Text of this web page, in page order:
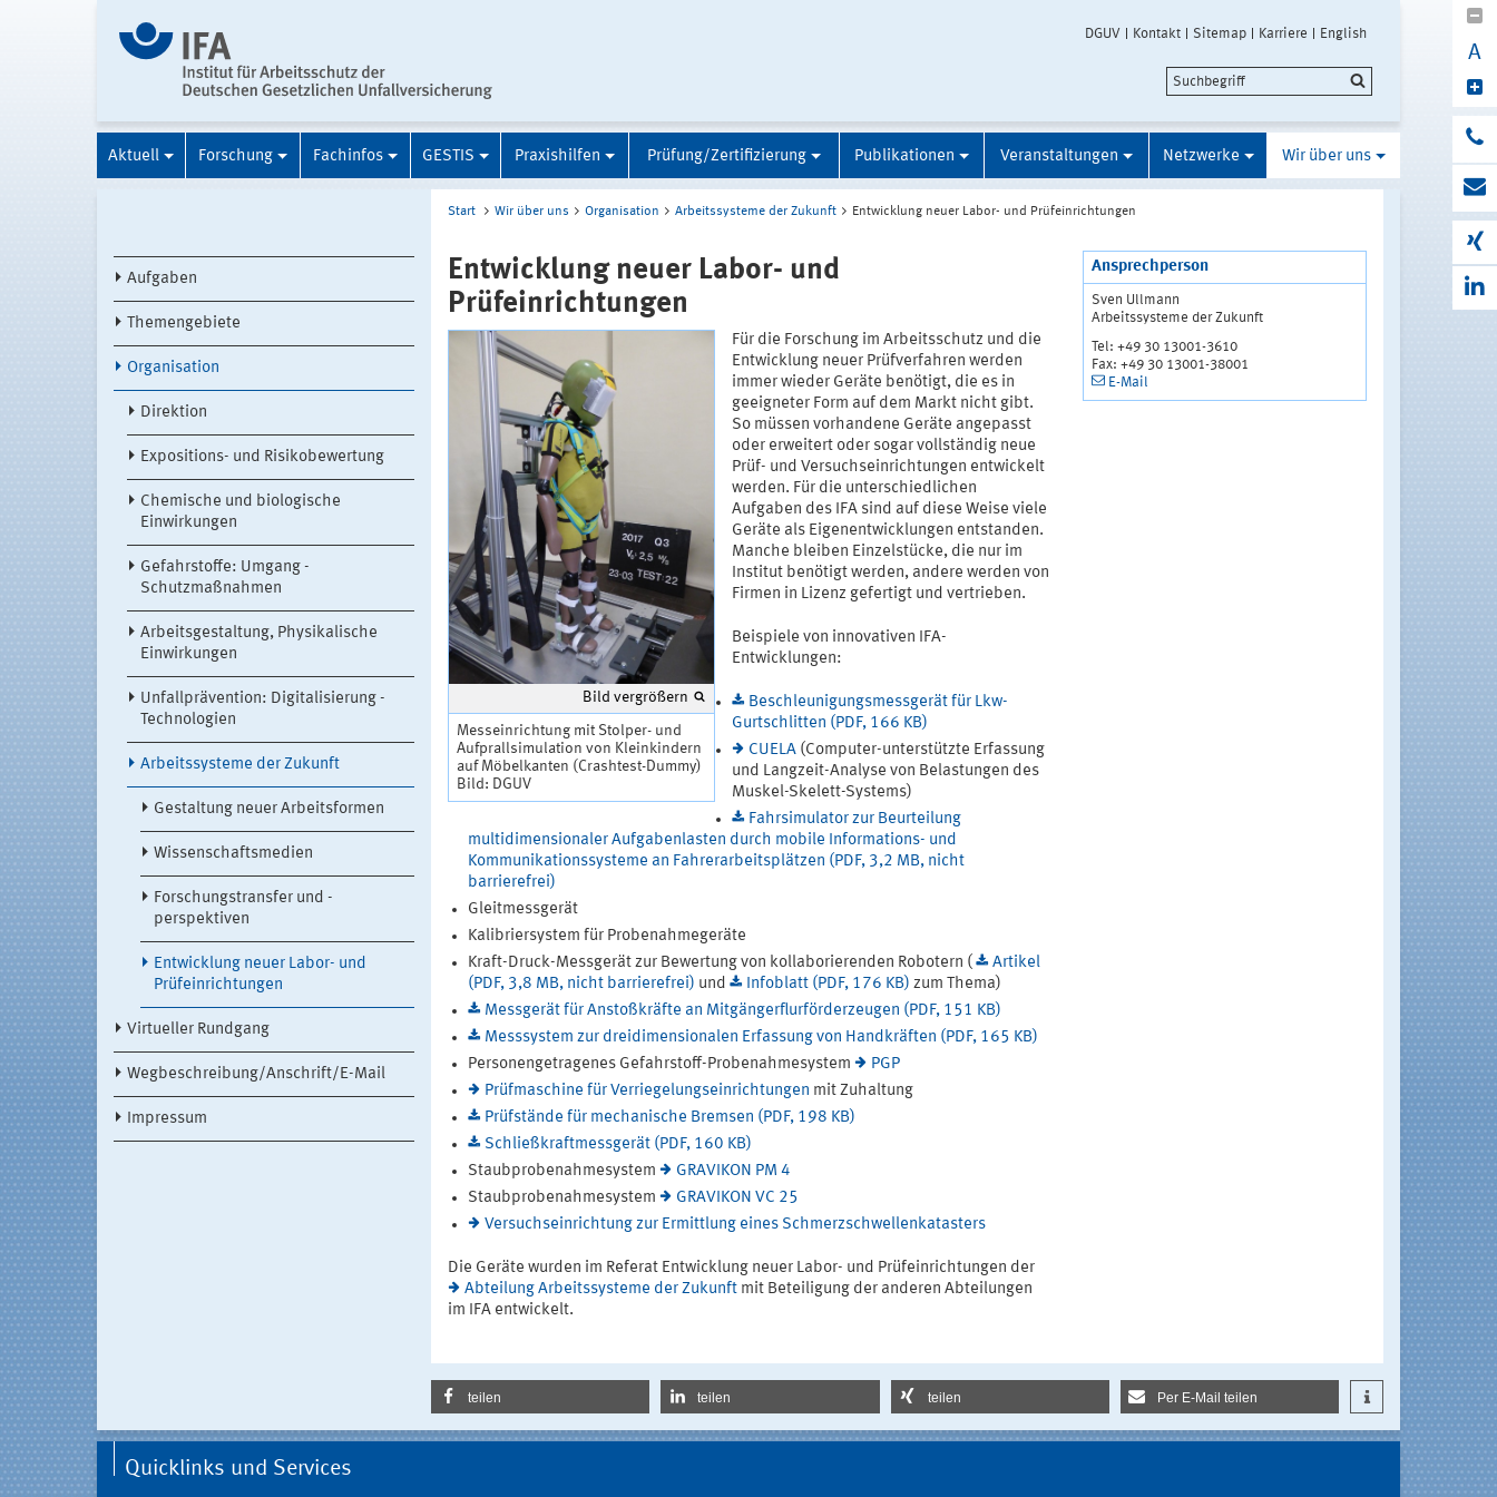
DGUV Kontakt Sitemap Karriere English
A
Aktuell Forschung Fachinfos GESTIS Praxishilfen Prüfung/Zertifizierung Publikationen Veranstaltungen Netzwerke Wir über uns
Aufgaben
Themengebiete
Organisation
Direktion
Expositions- und Risikobewertung
Chemische und biologische
Einwirkungen
Gefahrstoffe: Umgang -
Schutzmaßnahmen
Arbeitsgestaltung, Physikalische
Einwirkungen
Unfallprävention: Digitalisierung -
Technologien
Arbeitssysteme der Zukunft
Gestaltung neuer Arbeitsformen
Wissenschaftsmedien
Forschungstransfer und -
perspektiven
Entwicklung neuer Labor- und
Prüfeinrichtungen
Virtueller Rundgang
Wegbeschreibung/Anschrift/E-Mail
Impressum
Start Wir über uns Organisation Arbeitssysteme der Zukunft Entwicklung neuer Labor- und Prüfeinrichtungen
Entwicklung neuer Labor- und
Prüfeinrichtungen
Bild vergrößern
Messeinrichtung mit Stolper- und
Aufprallsimulation von Kleinkindern
auf Möbelkanten (Crashtest-Dummy)
Bild: DGUV
Für die Forschung im Arbeitsschutz und die
Entwicklung neuer Prüfverfahren werden
immer wieder Geräte benötigt, die es in
geeigneter Form auf dem Markt nicht gibt.
So müssen vorhandene Geräte angepasst
oder erweitert oder sogar vollständig neue
Prüf- und Versuchseinrichtungen entwickelt
werden. Für die unterschiedlichen
Aufgaben des IFA sind auf diese Weise viele
Geräte als Eigenentwicklungen entstanden.
Manche bleiben Einzelstücke, die nur im
Institut benötigt werden, andere werden von
Firmen in Lizenz gefertigt und vertrieben.
Beispiele von innovativen IFA-
Entwicklungen:
Beschleunigungsmessgerät für Lkw-
Gurtschlitten (PDF, 166 KB)
CUELA(Computer-unterstützte Erfassung
und Langzeit-Analyse von Belastungen des
Muskel-Skelett-Systems)
Fahrsimulator zur Beurteilung
multidimensionaler Aufgabenlasten durch mobile Informations- und
Kommunikationssysteme an Fahrerarbeitsplätzen (PDF, 3,2 MB, nicht
barrierefrei)
Gleitmessgerät
Kalibriersystem für Probenahmegeräte
Kraft-Druck-Messgerät zur Bewertung von kollaborierenden Robotern (
Artikel
(PDF, 3,8 MB, nicht barrierefrei) und Infoblatt (PDF, 176 KB) zum Thema)
Messgerät für Anstoßkräfte an Mitgängerflurförderzeugen (PDF, 151 KB)
Messsystem zur dreidimensionalen Erfassung von Handkräften (PDF, 165 KB)
Personengetragenes Gefahrstoff-Probenahmesystem
PGP
Prüfmaschine für Verriegelungseinrichtungen mit Zuhaltung
Prüfstände für mechanische Bremsen (PDF, 198 KB)
Schließkraftmessgerät (PDF, 160 KB)
Staubprobenahmesystem
GRAVIKON PM 4
Staubprobenahmesystem
GRAVIKON VC 25
Versuchseinrichtung zur Ermittlung eines Schmerzschwellenkatasters
Die Geräte wurden im Referat Entwicklung neuer Labor- und Prüfeinrichtungen der
Abteilung Arbeitssysteme der Zukunft mit Beteiligung der anderen Abteilungen
im IFA entwickelt.
Ansprechperson
Sven Ullmann
Arbeitssysteme der Zukunft
Tel: +49 30 13001-3610
Fax: +49 30 13001-38001
E-Mail
teilen teilen teilen Per E-Mail teilen
Quicklinks und Services